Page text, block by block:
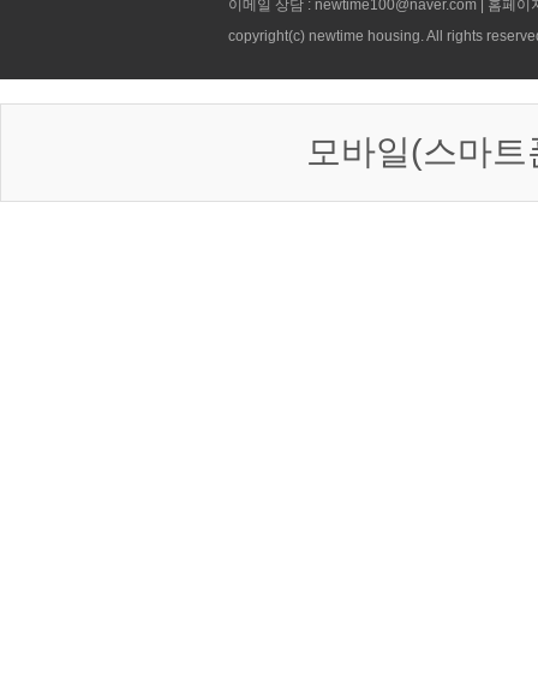
이메일 상담 : newtime100@naver.com | 홈페
copyright(c) newtime housing. All rights
모바일(스마